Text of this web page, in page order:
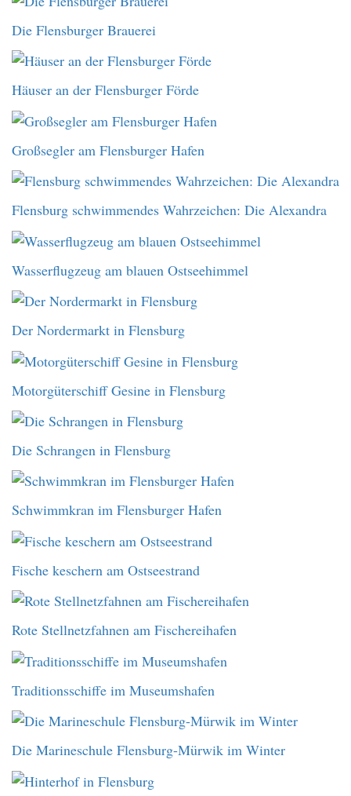
Die Flensburger Brauerei
Häuser an der Flensburger Förde
Großsegler am Flensburger Hafen
Flensburg schwimmendes Wahrzeichen: Die Alexandra
Wasserflugzeug am blauen Ostseehimmel
Der Nordermarkt in Flensburg
Motorgüterschiff Gesine in Flensburg
Die Schrangen in Flensburg
Schwimmkran im Flensburger Hafen
Fische keschern am Ostseestrand
Rote Stellnetzfahnen am Fischereihafen
Traditionsschiffe im Museumshafen
Die Marineschule Flensburg-Mürwik im Winter